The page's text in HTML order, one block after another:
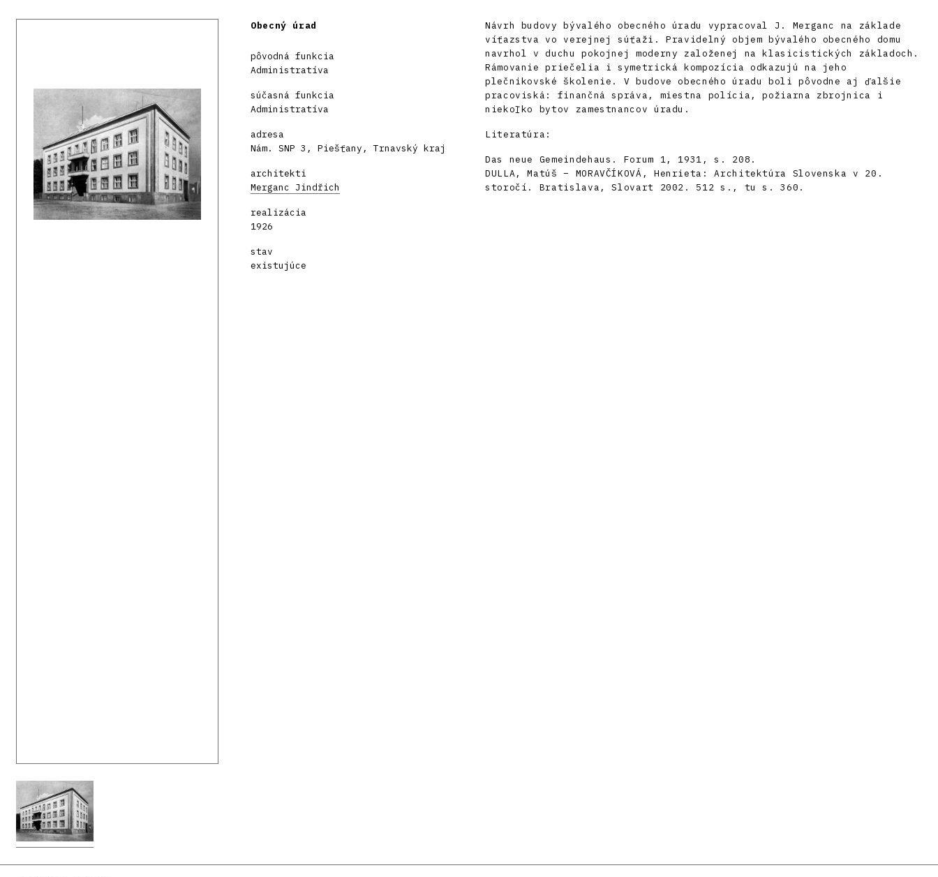
Obecný úrad
pôvodná funkcia
Administratíva
súčasná funkcia
Administratíva
adresa
Nám. SNP 3, Piešťany, Trnavský kraj
architekti
Merganc Jindřich
realizácia
1926
stav
existujúce
Návrh budovy bývalého obecného úradu vypracoval J. Merganc na základe
víťazstva vo verejnej súťaži. Pravidelný objem bývalého obecného domu
navrhol v duchu pokojnej moderny založenej na klasicistických základoch.
Rámovanie priečelia i symetrická kompozícia odkazujú na jeho
plečnikovské školenie. V budove obecného úradu boli pôvodne aj ďalšie
pracoviská: finančná správa, miestna polícia, požiarna zbrojnica i
niekoľko bytov zamestnancov úradu.
Literatúra:
Das neue Gemeindehaus. Forum 1, 1931, s. 208.
DULLA, Matúš – MORAVČÍKOVÁ, Henrieta: Architektúra Slovenska v 20.
storočí. Bratislava, Slovart 2002. 512 s., tu s. 360.